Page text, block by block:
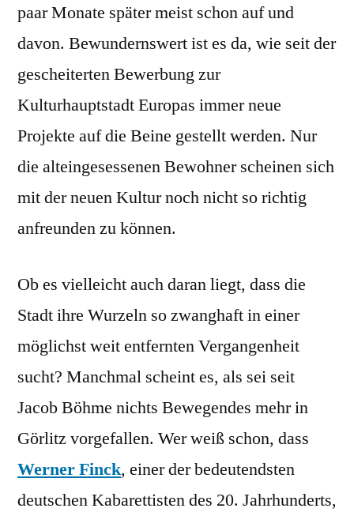
paar Monate später meist schon auf und
davon. Bewundernswert ist es da, wie seit der
gescheiterten Bewerbung zur
Kulturhauptstadt Europas immer neue
Projekte auf die Beine gestellt werden. Nur
die alteingesessenen Bewohner scheinen sich
mit der neuen Kultur noch nicht so richtig
anfreunden zu können.
Ob es vielleicht auch daran liegt, dass die
Stadt ihre Wurzeln so zwanghaft in einer
möglichst weit entfernten Vergangenheit
sucht? Manchmal scheint es, als sei seit
Jacob Böhme nichts Bewegendes mehr in
Görlitz vorgefallen. Wer weiß schon, dass
Werner Finck, einer der bedeutendsten
deutschen Kabarettisten des 20. Jahrhunderts,